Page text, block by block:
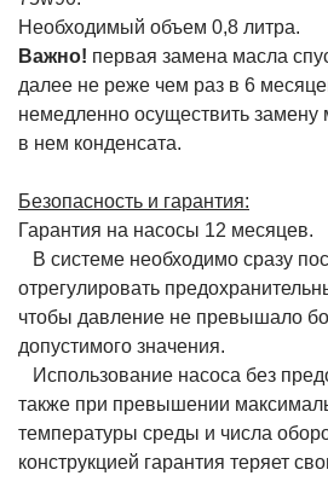
Необходимый объем 0,8 литра.
Важно! первая замена масла
далее не реже чем раз в 6
немедленно осуществить замену
в нем конденсата.
Безопасность и гарантия:
Гарантия на насосы 12 месяцев.
В системе необходимо сразу
отрегулировать
чтобы давление не превышало
допустимого значения.
Использование насоса без
также при превышении
температуры среды и числа
конструкцией гарантия теряет